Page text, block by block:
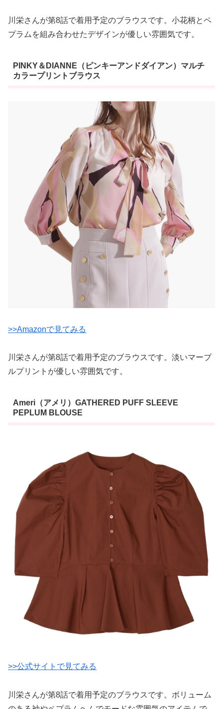
川栄さんが第8話で着用予定のブラウスです。小花柄とペ
プラムを組み合わせたデザインが優しい雰囲気です。
PINKY＆DIANNE（ピンキーアンドダイアン）マルチ
カラープリントブラウス
>>Amazonで見てみる
川栄さんが第8話で着用予定のブラウスです。淡いマーブ
ルプリントが優しい雰囲気です。
Ameri（アメリ）GATHERED PUFF SLEEVE
PEPLUM BLOUSE
>>公式サイトで見てみる
川栄さんが第8話で着用予定のブラウスです。ボリューム